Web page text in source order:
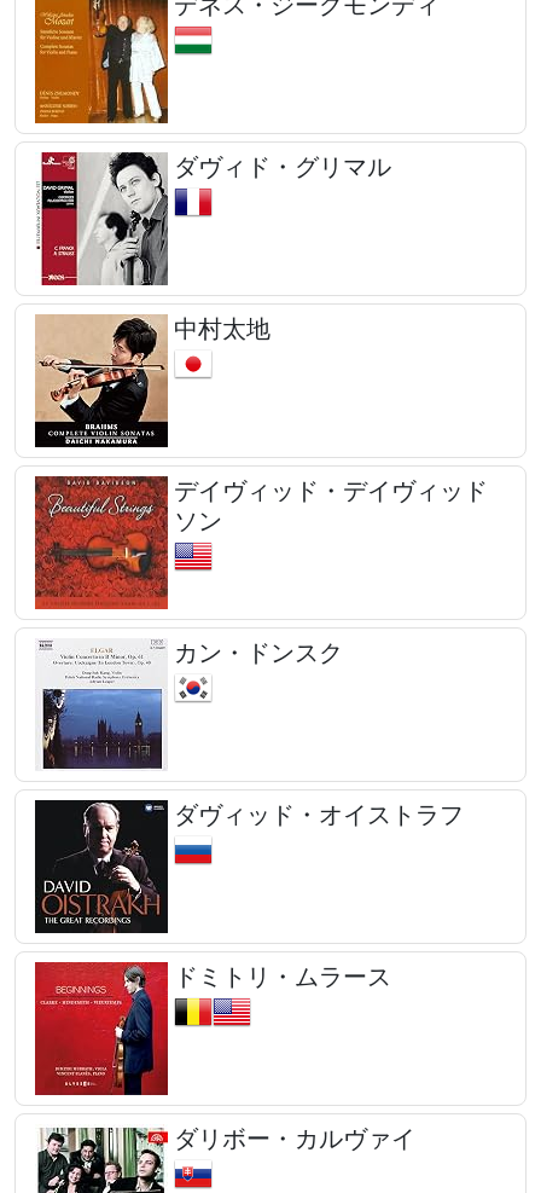
ダヴィド・グリマル
中村太地
デイヴィッド・デイヴィッド
ソン
カン・ドンスク
ダヴィッド・オイストラフ
ドミトリ・ムラース
ダリボー・カルヴァイ